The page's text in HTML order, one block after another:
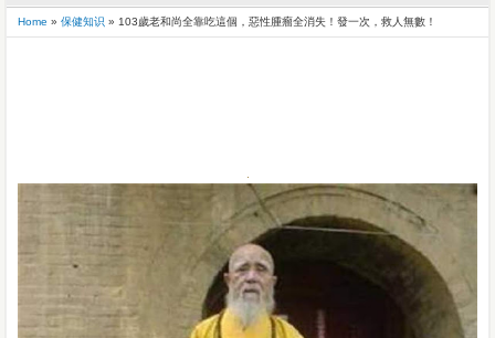
Home » 保健知识 » 103歲老和尚全靠吃這個，惡性腫瘤全消失！發一次，救人無數！